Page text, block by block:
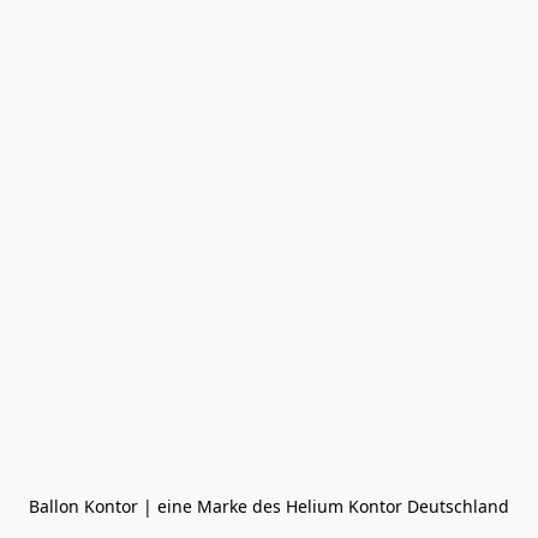
Ballon Kontor | eine Marke des Helium Kontor Deutschland